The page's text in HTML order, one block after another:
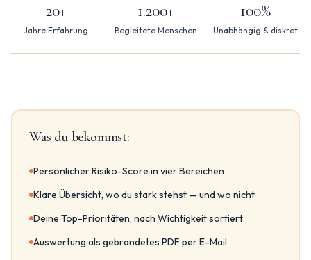
20+
Jahre Erfahrung
1.200+
Begleitete Menschen
100%
Unabhängig & diskret
Was du bekommst:
Persönlicher Risiko-Score in vier Bereichen
Klare Übersicht, wo du stark stehst — und wo nicht
Deine Top-Prioritäten, nach Wichtigkeit sortiert
Auswertung als gebrandetes PDF per E-Mail